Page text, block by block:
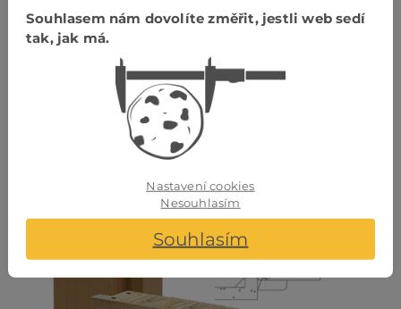
Alpine Edition
Zárubeň vyrobená z masivního dřeva lepeného ve více
vrstvách v dekoru Alpine Edice, 3dílné dveřní panty,
protiplech zámku je 4 směrně nastavitelný, standardní
profil C hrany (ohraněné), šířka obkladu 75 mm, rozsah
nastavení +/- 5 mm, kompletně smontované a lakované.
Souhlasem nám dovolíte změřit, jestli web sedí
tak, jak má.
Nastavení cookies
Nesouhlasím
Souhlasím